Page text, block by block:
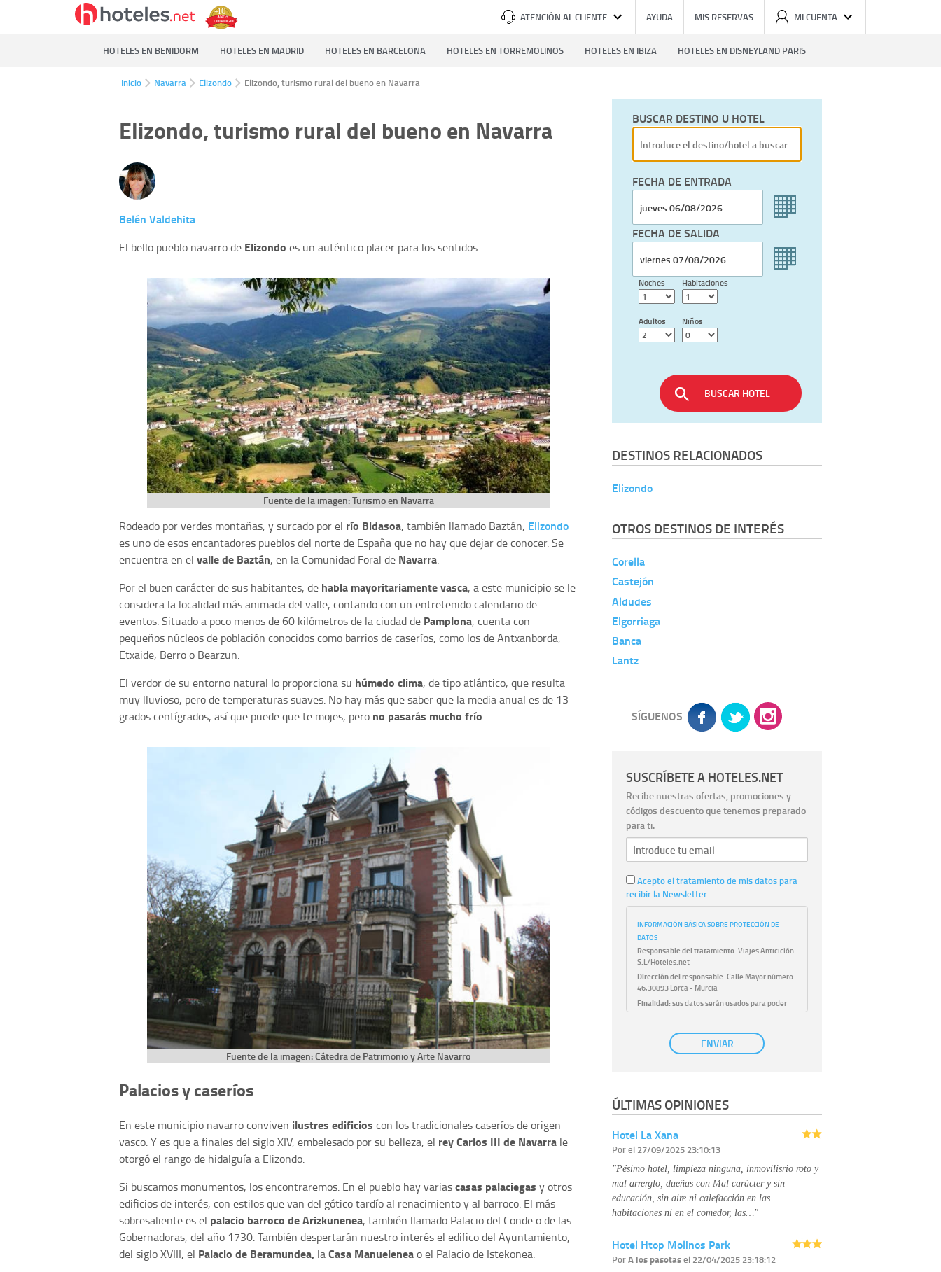
ATENCIÓN AL CLIENTE AYUDA MIS RESERVAS MI CUENTA
HOTELES EN BENIDORM HOTELES EN MADRID HOTELES EN BARCELONA HOTELES EN TORREMOLINOS HOTELES EN IBIZA HOTELES EN DISNEYLAND PARIS
Inicio Navarra Elizondo Elizondo, turismo rural del bueno en Navarra
Elizondo, turismo rural del bueno en Navarra
Belén Valdehita
El bello pueblo navarro de Elizondo es un auténtico placer para los sentidos.
Fuente de la imagen: Turismo en Navarra
Rodeado por verdes montañas, y surcado por el río Bidasoa, también llamado Baztán, Elizondo
es uno de esos encantadores pueblos del norte de España que no hay que dejar de conocer. Se
encuentra en el valle de Baztán, en la Comunidad Foral de Navarra.
Por el buen carácter de sus habitantes, de habla mayoritariamente vasca, a este municipio se le
considera la localidad más animada del valle, contando con un entretenido calendario de
eventos. Situado a poco menos de 60 kilómetros de la ciudad de Pamplona, cuenta con
pequeños núcleos de población conocidos como barrios de caseríos, como los de Antxanborda,
Etxaide, Berro o Bearzun.
El verdor de su entorno natural lo proporciona su húmedo clima, de tipo atlántico, que resulta
muy lluvioso, pero de temperaturas suaves. No hay más que saber que la media anual es de 13
grados centígrados, así que puede que te mojes, pero no pasarás mucho frío.
Fuente de la imagen: Cátedra de Patrimonio y Arte Navarro
Palacios y caseríos
En este municipio navarro conviven ilustres edificios con los tradicionales caseríos de origen
vasco. Y es que a finales del siglo XIV, embelesado por su belleza, el rey Carlos III de Navarra le
otorgó el rango de hidalguía a Elizondo.
Si buscamos monumentos, los encontraremos. En el pueblo hay variascasas palaciegas y otros
edificios de interés, con estilos que van del gótico tardío al renacimiento y al barroco. El más
sobresaliente es el palacio barroco de Arizkunenea, también llamado Palacio del Conde o de las
Gobernadoras, del año 1730. También despertarán nuestro interés el edifico del Ayuntamiento,
del siglo XVIII, el Palacio de Beramundea, laCasa Manueleneao el Palacio de Istekonea.
BUSCAR DESTINO U HOTEL
FECHA DE ENTRADA
FECHA DE SALIDA
Noches Habitaciones
Adultos Niños
BUSCAR HOTEL
DESTINOS RELACIONADOS
Elizondo
OTROS DESTINOS DE INTERÉS
Corella
Castejón
Aldudes
Elgorriaga
Banca
Lantz
SÍGUENOS
SUSCRÍBETE A HOTELES.NET
Recibe nuestras ofertas, promociones y
códigos descuento que tenemos preparado
para ti.
Acepto el tratamiento de mis datos para
recibir la Newsletter
INFORMACIÓN BÁSICA SOBRE PROTECCIÓN DE
DATOS
Responsable del tratamiento:Viajes Anticiclón
S.L/Hoteles.net
Dirección del responsable:Calle Mayor número
46,30893 Lorca - Murcia
Finalidad:sus datos serán usados para poder
atender sus solicitudes y prestarle nuestros
Publicidad: solo le enviaremos publicidad con su
autorización previa, que podrá facilitarnos
con su consentimiento previo, que podrá
facilitarnos mediante la casilla correspondiente
Destinatarios:
personal de nuestra entidad que esté
conocimiento de la información que le pedimos.
No se comunicarán datos a terceros.
Derechos: tiene derecho a saber qué
información tenemos sobre usted, corregirla y
eliminarla, tal y como se explica en la
página web.
Información complementaria:Puede consultar
ENVIAR
ÚLTIMAS OPINIONES
Hotel La Xana
Porel 27/09/2025 23:10:13
"Pésimo hotel, limpieza ninguna, inmovilisrio roto y
mal arrerglo, dueñas con Mal carácter y sin
educación, sin aire ni calefacción en las
habitaciones ni en el comedor, las…"
Hotel Htop Molinos Park
PorA los pasotasel 22/04/2025 23:18:12